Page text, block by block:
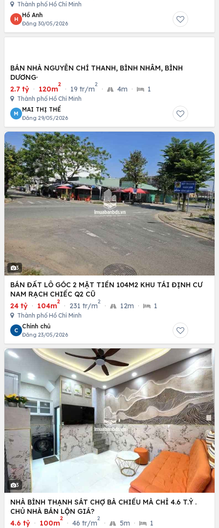
Thành phố Hồ Chí Minh
H
Hồ Anh
Đăng 30/05/2026
BÁN NHÀ NGUYỄN CHÍ THANH, BÌNH NHÂM, BÌNH
DƯƠNG·
2.7 tỷ · 120m
2
· 19 tr/m
2
· 4m · 1
Thành phố Hồ Chí Minh
M
MAI THỊ THỂ
Đăng 29/05/2026
3
BÁN ĐẤT LÔ GÓC 2 MẶT TIỀN 104M2 KHU TÁI ĐỊNH CƯ
NAM RẠCH CHIẾC Q2 CŨ
24 tỷ · 104m
2
· 231 tr/m
2
· 12m · 1
Thành phố Hồ Chí Minh
C
Chính chủ
Đăng 23/05/2026
3
NHÀ BÌNH THẠNH SÁT CHỢ BÀ CHIỂU MÀ CHỈ 4.6 T.Ỷ .
CHỦ NHÀ BÁN LỘN GIÁ?
4.6 tỷ · 100m
2
· 46 tr/m
2
· 5m · 1